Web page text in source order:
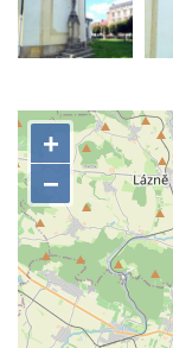
Kříž u lípy
Boží muka u
Kříž na návsi
Kříž poblíž
Kříž na návsi
Boží muka v
Kříž u
Práchně
Kříž na